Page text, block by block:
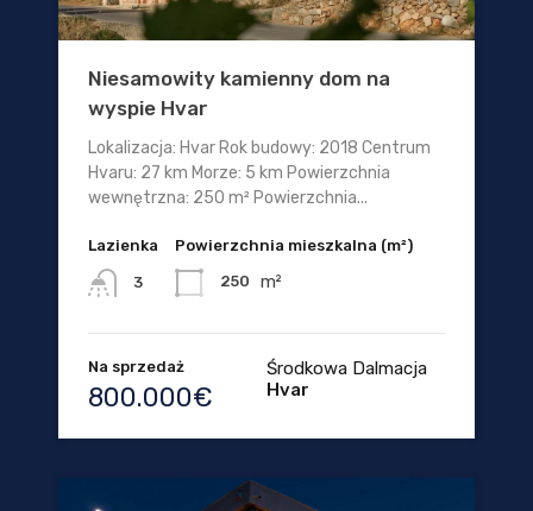
Niesamowity kamienny dom na
wyspie Hvar
Lokalizacja: Hvar Rok budowy: 2018 Centrum
Hvaru: 27 km Morze: 5 km Powierzchnia
wewnętrzna: 250 m² Powierzchnia...
Lazienka
3
Powierzchnia mieszkalna (m²)
250 m²
Na sprzedaż
800.000€
Środkowa Dalmacja
Hvar